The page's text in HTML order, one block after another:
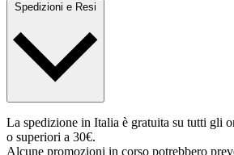
Spedizioni e Resi
La spedizione in Italia è gratuita su tutti gli
o superiori a 30€.
Alcune promozioni in corso potrebbero